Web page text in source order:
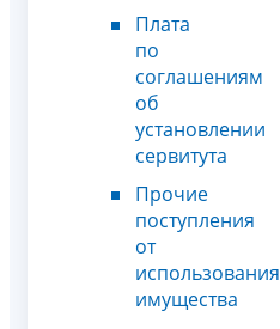
Плата
по
соглашениям
об
установлении
сервитута
Прочие
поступления
от
использования
имущества